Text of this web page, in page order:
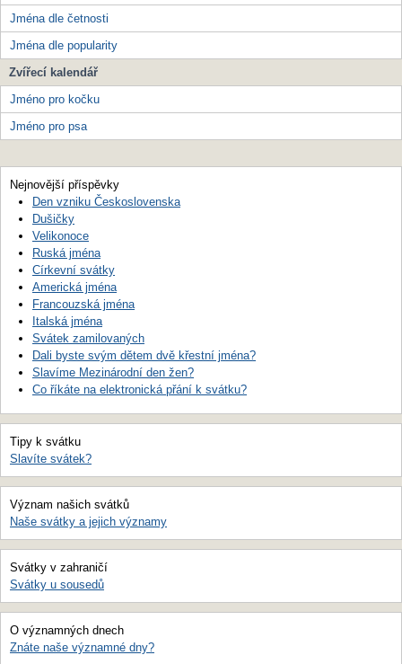
Jména dle četnosti
Jména dle popularity
Zvířecí kalendář
Jméno pro kočku
Jméno pro psa
Nejnovější příspěvky
Den vzniku Československa
Dušičky
Velikonoce
Ruská jména
Církevní svátky
Americká jména
Francouzská jména
Italská jména
Svátek zamilovaných
Dali byste svým dětem dvě křestní jména?
Slavíme Mezinárodní den žen?
Co říkáte na elektronická přání k svátku?
Tipy k svátku
Slavíte svátek?
Význam našich svátků
Naše svátky a jejich významy
Svátky v zahraničí
Svátky u sousedů
O významných dnech
Znáte naše významné dny?